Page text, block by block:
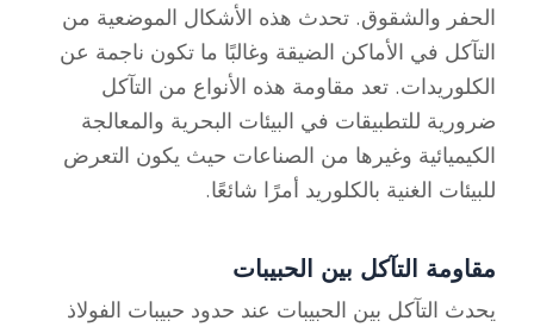
الحفر والشقوق. تحدث هذه الأشكال الموضعية من
التآكل في الأماكن الضيقة وغالبًا ما تكون ناجمة عن
الكلوريدات. تعد مقاومة هذه الأنواع من التآكل
ضرورية للتطبيقات في البيئات البحرية والمعالجة
الكيميائية وغيرها من الصناعات حيث يكون التعرض
للبيئات الغنية بالكلوريد أمرًا شائعًا.
مقاومة التآكل بين الحبيبات
يحدث التآكل بين الحبيبات عند حدود حبيبات الفولاذ